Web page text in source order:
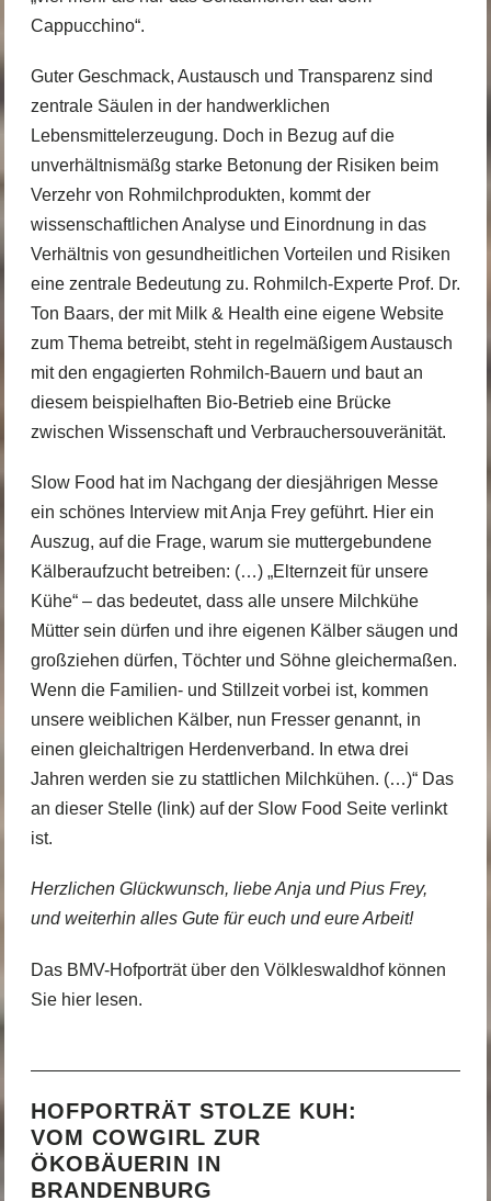
Cappucchino“.
Guter Geschmack, Austausch und Transparenz sind
zentrale Säulen in der handwerklichen
Lebensmittelerzeugung. Doch in Bezug auf die
unverhältnismäßg starke Betonung der Risiken beim
Verzehr von Rohmilchprodukten, kommt der
wissenschaftlichen Analyse und Einordnung in das
Verhältnis von gesundheitlichen Vorteilen und Risiken
eine zentrale Bedeutung zu. Rohmilch-Experte Prof. Dr.
Ton Baars, der mit Milk & Health eine eigene Website
zum Thema betreibt, steht in regelmäßigem Austausch
mit den engagierten Rohmilch-Bauern und baut an
diesem beispielhaften Bio-Betrieb eine Brücke
zwischen Wissenschaft und Verbrauchersouveränität.
Slow Food hat im Nachgang der diesjährigen Messe
ein schönes Interview mit Anja Frey geführt. Hier ein
Auszug, auf die Frage, warum sie muttergebundene
Kälberaufzucht betreiben: (…) „Elternzeit für unsere
Kühe“ – das bedeutet, dass alle unsere Milchkühe
Mütter sein dürfen und ihre eigenen Kälber säugen und
großziehen dürfen, Töchter und Söhne gleichermaßen.
Wenn die Familien- und Stillzeit vorbei ist, kommen
unsere weiblichen Kälber, nun Fresser genannt, in
einen gleichaltrigen Herdenverband. In etwa drei
Jahren werden sie zu stattlichen Milchkühen. (…)“ Das
an dieser Stelle (link) auf der Slow Food Seiteverlinkt
ist.
Herzlichen Glückwunsch, liebe Anja und Pius Frey,
und weiterhin alles Gute für euch und eure Arbeit!
Das BMV-Hofporträt über den Völkleswaldhofkönnen
Sie hier lesen.
HOFPORTRÄT STOLZE KUH:
VOM COWGIRL ZUR
ÖKOBÄUERIN IN
BRANDENBURG